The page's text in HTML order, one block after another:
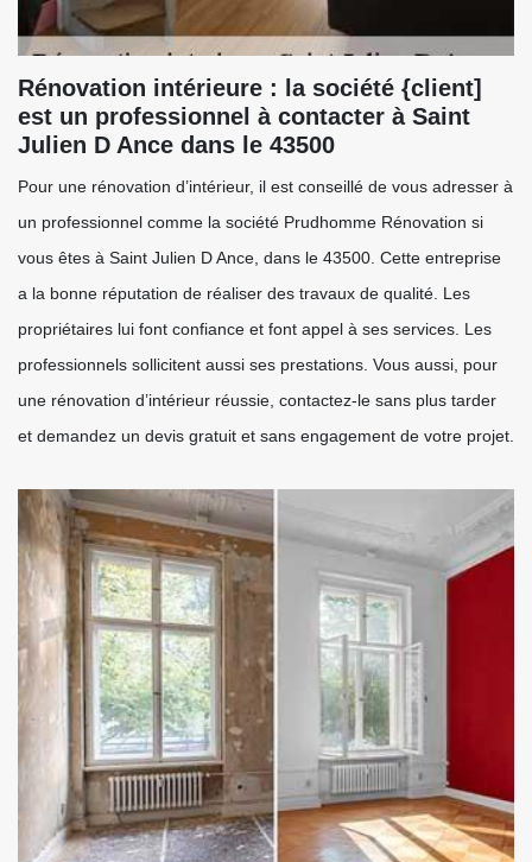
Rénovation intérieure : la société {client]
est un professionnel à contacter à Saint
Julien D Ance dans le 43500
Pour une rénovation d’intérieur, il est conseillé de vous adresser à
un professionnel comme la société Prudhomme Rénovation si
vous êtes à Saint Julien D Ance, dans le 43500. Cette entreprise
a la bonne réputation de réaliser des travaux de qualité. Les
propriétaires lui font confiance et font appel à ses services. Les
professionnels sollicitent aussi ses prestations. Vous aussi, pour
une rénovation d’intérieur réussie, contactez-le sans plus tarder
et demandez un devis gratuit et sans engagement de votre projet.